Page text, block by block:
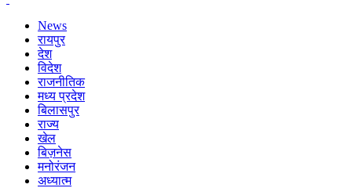
News
रायपुर
देश
विदेश
राजनीतिक
मध्य प्रदेश
बिलासपुर
राज्य
खेल
बिज़नेस
मनोरंजन
अध्यात्म